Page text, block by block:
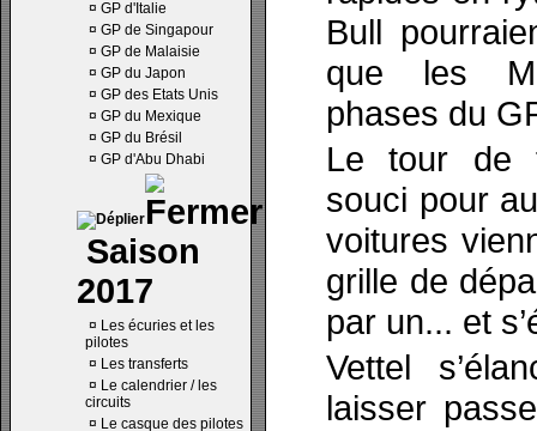
¤ GP d'Italie
¤ GP de Singapour
¤ GP de Malaisie
¤ GP du Japon
¤ GP des Etats Unis
¤ GP du Mexique
¤ GP du Brésil
¤ GP d'Abu Dhabi
Saison
2017
¤ Les écuries et les
pilotes
¤ Les transferts
¤ Le calendrier / les
circuits
¤ Le casque des pilotes
Bull
que les
phases du
Le tour de
souci pour
voitures
grille de
par un... et
Vettel
laisser